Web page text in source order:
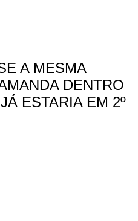
A MESMA
DENTRO
ESTARIA EM 2º